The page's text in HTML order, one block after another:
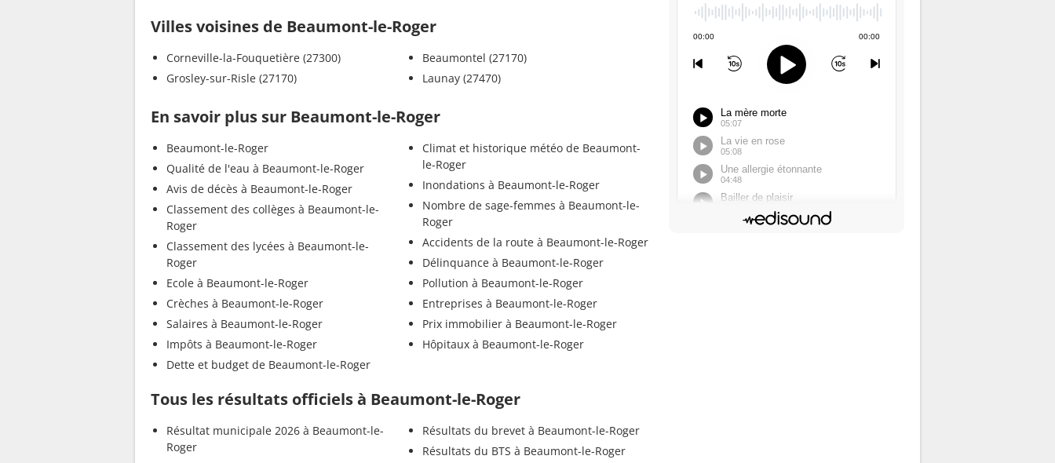
Villes voisines de Beaumont-le-Roger
Corneville-la-Fouquetière (27300)
Grosley-sur-Risle (27170)
Beaumontel (27170)
Launay (27470)
En savoir plus sur Beaumont-le-Roger
Beaumont-le-Roger
Qualité de l'eau à Beaumont-le-Roger
Avis de décès à Beaumont-le-Roger
Classement des collèges à Beaumont-le-
Roger
Classement des lycées à Beaumont-le-
Roger
Ecole à Beaumont-le-Roger
Crèches à Beaumont-le-Roger
Salaires à Beaumont-le-Roger
Impôts à Beaumont-le-Roger
Dette et budget de Beaumont-le-Roger
Climat et historique météo de Beaumont-
le-Roger
Inondations à Beaumont-le-Roger
Nombre de sage-femmes à Beaumont-le-
Roger
Accidents de la route à Beaumont-le-Roger
Délinquance à Beaumont-le-Roger
Pollution à Beaumont-le-Roger
Entreprises à Beaumont-le-Roger
Prix immobilier à Beaumont-le-Roger
Hôpitaux à Beaumont-le-Roger
Tous les résultats officiels à Beaumont-le-Roger
Résultat municipale 2026 à Beaumont-le-
Roger
Résultats du brevet à Beaumont-le-Roger
Résultats du BTS à Beaumont-le-Roger